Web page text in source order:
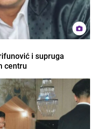
i supruga
centru